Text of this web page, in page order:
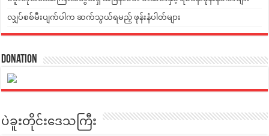
လျှပ်စစ်မီးပျက်ပါက ဆက်သွယ်ရမည့် ဖုန်းနံပါတ်များ
Donation
ပဲခူးတိုင်းဒေသကြီး